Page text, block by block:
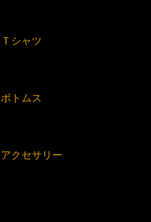
Ｔシャツ
ボトムス
アクセサリー